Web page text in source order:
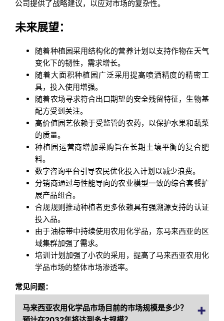
公司提供了战略建议，以应对市场的复杂性。
未来展望：
随着种植园采用结构化的营养计划以支持作物在天气
变化下的韧性，需求增长。
随着大面积种植园广泛采用提高喷洒精度的精密工
具，投入使用增强。
随着农场寻求符合出口期望的安全残留特征，生物基
配方受到关注。
高价值园艺依赖于受监管的农药，以保护水果和蔬菜
的质量。
种植园运营商增加采购旨在长期土壤平衡的复合肥
料。
数字咨询平台引导农民优化投入计划以减少浪费。
分销商通过与性能导向的农业模型一致的综合套餐扩
展产品组合。
合规规则推动种植者更多依赖具有强溯源支持的认证
投入品。
由于油棕带中持续使用农用化学品，东马来西亚的区
域集群加强了需求。
培训计划加强了小农的采用，提高了马来西亚农用化
学品市场的整体市场渗透率。
常见问题：
马来西亚农用化学品市场目前的市场规模是多少？